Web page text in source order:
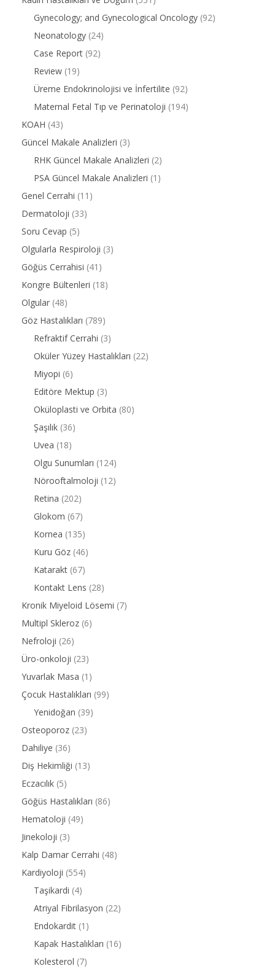
Gynecology; and Gynecological Oncology (92)
Neonatology (24)
Case Report (92)
Review (19)
Üreme Endokrinolojisi ve İnfertilite (92)
Maternal Fetal Tıp ve Perinatoloji (194)
KOAH (43)
Güncel Makale Analizleri (3)
RHK Güncel Makale Analizleri (2)
PSA Güncel Makale Analizleri (1)
Genel Cerrahi (11)
Dermatoloji (33)
Soru Cevap (5)
Olgularla Respiroloji (3)
Göğüs Cerrahisi (41)
Kongre Bültenleri (18)
Olgular (48)
Göz Hastalıkları (789)
Refraktif Cerrahi (3)
Oküler Yüzey Hastalıkları (22)
Miyopi (6)
Editöre Mektup (3)
Oküloplasti ve Orbita (80)
Şaşılık (36)
Uvea (18)
Olgu Sunumları (124)
Nörooftalmoloji (12)
Retina (202)
Glokom (67)
Kornea (135)
Kuru Göz (46)
Katarakt (67)
Kontakt Lens (28)
Kronik Miyeloid Lösemi (7)
Multipl Skleroz (6)
Nefroloji (26)
Üro-onkoloji (23)
Yuvarlak Masa (1)
Çocuk Hastalıkları (99)
Yenidoğan (39)
Osteoporoz (23)
Dahiliye (36)
Diş Hekimliği (13)
Eczacılık (5)
Göğüs Hastalıkları (86)
Hematoloji (49)
Jinekoloji (3)
Kalp Damar Cerrahi (48)
Kardiyoloji (554)
Taşikardi (4)
Atriyal Fibrilasyon (22)
Endokardit (1)
Kapak Hastalıkları (16)
Kolesterol (7)